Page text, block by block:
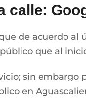
calle:
de acuerdo al
que al
sin embargo
en